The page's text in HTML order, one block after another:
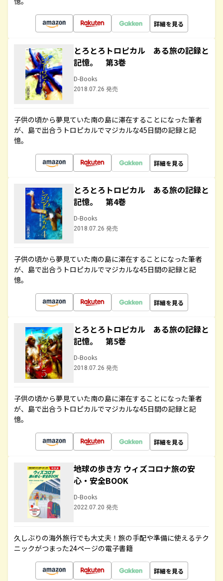
詳細を見る
とろとろトロピカル ある旅の記録と
記憶。 第3巻
D-Books
2018.07.26 発売
子供の頃から夢見ていた南の島に滞在することになった筆者
が、島で出合うトロピカルでマジカルな45日間の記録と記
憶。
詳細を見る
とろとろトロピカル ある旅の記録と
記憶。 第4巻
D-Books
2018.07.26 発売
子供の頃から夢見ていた南の島に滞在することになった筆者
が、島で出合うトロピカルでマジカルな45日間の記録と記
憶。
詳細を見る
とろとろトロピカル ある旅の記録と
記憶。 第5巻
D-Books
2018.07.26 発売
子供の頃から夢見ていた南の島に滞在することになった筆者
が、島で出合うトロピカルでマジカルな45日間の記録と記
憶。
詳細を見る
地球の歩き方 ウィズコロナ旅の安
心・安全BOOK
D-Books
2022.07.20 発売
久しぶりの海外旅行でも大丈夫！旅の手配や準備に使えるテク
ニックがつまった24ページの電子書籍
詳細を見る